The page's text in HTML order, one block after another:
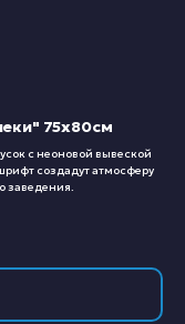
75х80см
с неоновой вывеской
создадут атмосферу
заведения.